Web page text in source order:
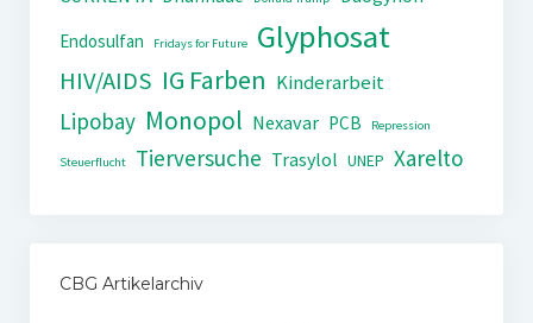
Endosulfan
Fridays for Future Glyphosat
HIV/AIDS IG Farben Kinderarbeit
Lipobay Monopol Nexavar PCB Repression
Steuerflucht Tierversuche Trasylol UNEP Xarelto
CBG Artikelarchiv